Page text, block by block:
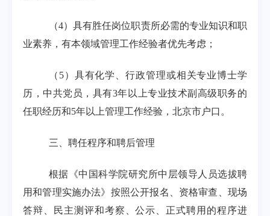
（4）具有胜任岗位职责所必需的专业知识和职
业素养，有本领域管理工作经验者优先考虑；
（ 5）具有化学、行政管理或相关专业博士学
历，中共党员，具有3年以上专业技术副高级职务的
任职经历和5年以上管理工作经验，北京市户口。
三、聘任程序和聘后管理
根据《中国科学院研究所中层领导人员选拔聘
用和管理实施办法》按照公开报名、资格审查、现场
答辩、民主测评和考察、公示、正式聘用的程序进